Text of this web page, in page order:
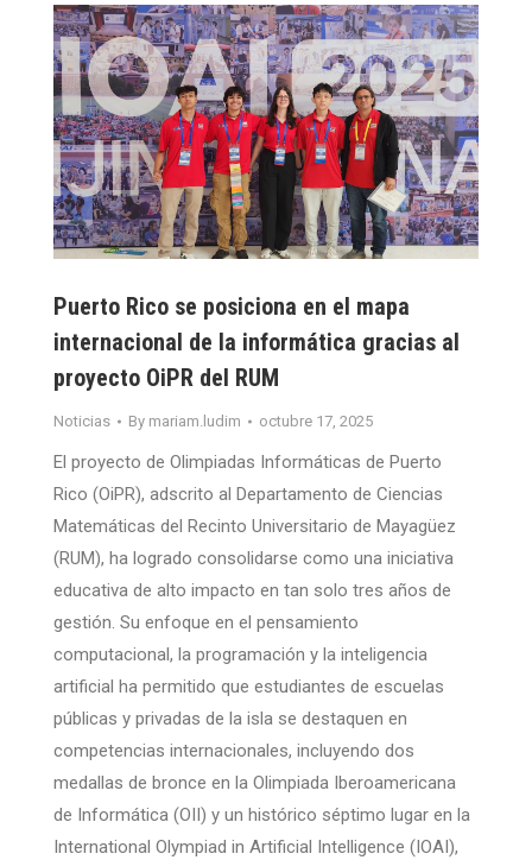
Puerto Rico se posiciona en el mapa
internacional de la informática gracias al
proyecto OiPR del RUM
Noticias By mariam.ludim octubre 17, 2025
El proyecto de Olimpiadas Informáticas de Puerto
Rico (OiPR), adscrito al Departamento de Ciencias
Matemáticas del Recinto Universitario de Mayagüez
(RUM), ha logrado consolidarse como una iniciativa
educativa de alto impacto en tan solo tres años de
gestión. Su enfoque en el pensamiento
computacional, la programación y la inteligencia
artificial ha permitido que estudiantes de escuelas
públicas y privadas de la isla se destaquen en
competencias internacionales, incluyendo dos
medallas de bronce en la Olimpiada Iberoamericana
de Informática (OII) y un histórico séptimo lugar en la
International Olympiad in Artificial Intelligence (IOAI),